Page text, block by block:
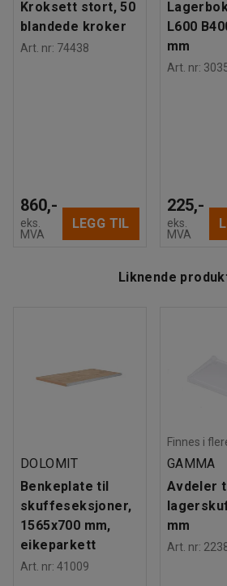
Kroksett stort, 50
blandede kroker
Art. nr: 74438
860,-
eks.
MVA
LEGG TIL
L600
mm
Art. nr:
225,-
eks.
MVA
Liknende
DOLOMIT
Benkeplate til
skuffeseksjoner,
1565x700 mm,
eikeparkett
Art. nr: 41009
Finnes i
GAMMA
Avdeler
mm
Art. nr: